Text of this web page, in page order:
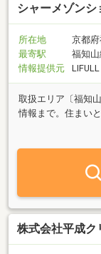
シャーメゾン
所在地
京都
最寄駅
福知
情報提供元
取扱エリア〔福知
情報まで。住まい
いのあるサービス
株式会社平成ク